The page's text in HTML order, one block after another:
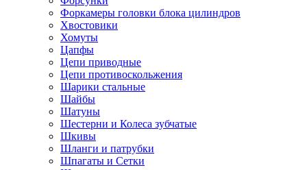
Форкамеры головки блока цилиндров
Хвостовики
Хомуты
Цапфы
Цепи приводные
Цепи противоскольжения
Шарики стальные
Шайбы
Шатуны
Шестерни и Колеса зубчатые
Шкивы
Шланги и патрубки
Шпагаты и Сетки